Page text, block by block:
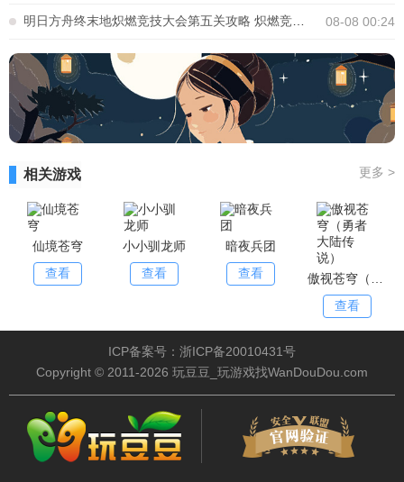
08-08 00:24
相关游戏 更多 >
仙境苍穹
查看
小小驯龙师
查看
暗夜兵团
查看
傲视苍穹（勇者大陆传说）
查看
ICP备案号：浙ICP备20010431号
Copyright © 2011-2026 玩豆豆_玩游戏找WanDouDou.com